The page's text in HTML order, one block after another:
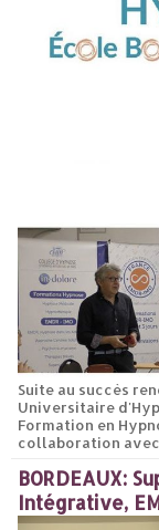
Suite au succès
Universitaire
Formation en
collaboration avec
BORDEAUX:
Intégrative,